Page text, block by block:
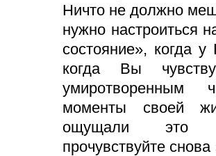
Ничто не должно
нужно настроиться
состояние», когда
когда Вы
умиротворенным
моменты своей
ощущали это
прочувствуйте